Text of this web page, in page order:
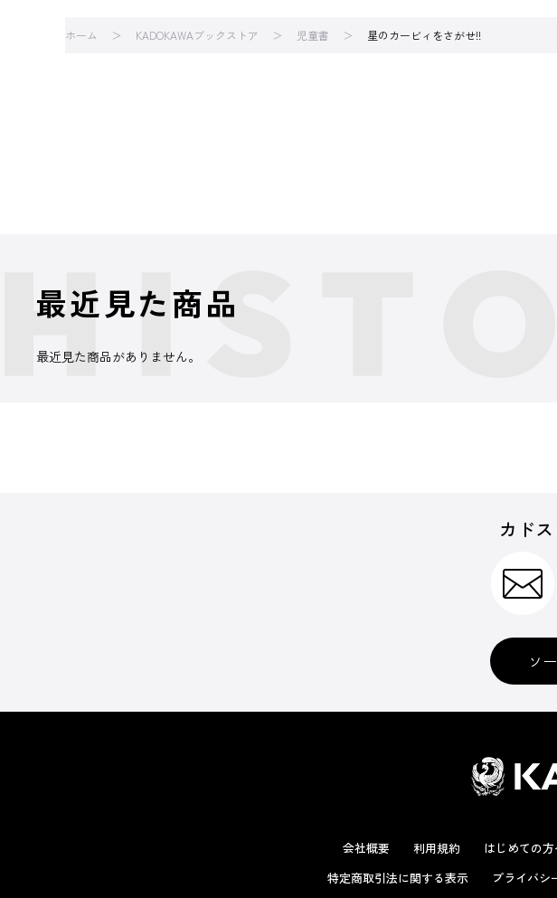
ホーム KADOKAWAブックストア 児童書 星のカービィをさがせ!!
最近見た商品
最近見た商品がありません。
カド
ソ
会社概要 利用規約 はじめての方
特定商取引法に関する表示
プライバシ